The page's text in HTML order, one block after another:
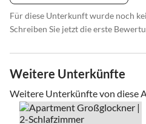
Für diese Unterkunft wurde noch
Schreiben Sie jetzt die erste
Weitere Unterkünfte
Weitere Unterkünfte von diese